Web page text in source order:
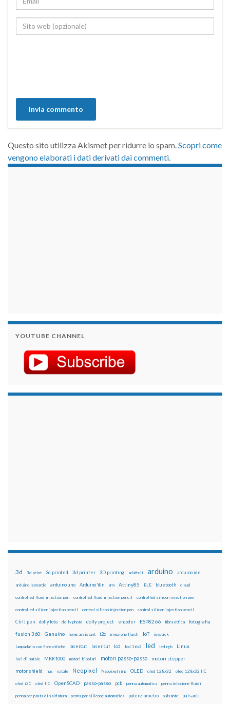
Questo sito utilizza Akismet per ridurre lo spam. Scopri come
vengono elaborati i dati derivati dai commenti
YOUTUBE CHANNEL
3d 3d print 3d printed 3d printer 3D printing adafruit arduino arduino ide
arduino leonardo arduino uno Arduino Yún arm Attiny85 BLE bluetooth cloud
controlled fluid injection pen controlled fluid injection pencil controlled silicon injection pen
controlled silicon injection pencil control silicon injection pen control silicon injection pencil
CtrlJ pen dolly foto dolly photo dolly project encoder ESP8266 fibra ottica fotografia
fusion 360 Genuino home assistant i2c iniezione fluidi IoT joystick
lampadario con fibre ottiche lasercut laser cut lcd lcd 16x2 led led rgb Linux
luci di natale MKR1000 motori bipolari motori passo-passo motori stepper
motor shield nas natale Neopixel Neopixel ring OLED oled 128x32 oled 128x32 IIC
oled i2C oled IIC OpenSCAD passo-passo pcb penna automatica penna iniezione fluidi
penna per pasta di saldatura penna per silicone automatica potenziometro pulsante pulsanti